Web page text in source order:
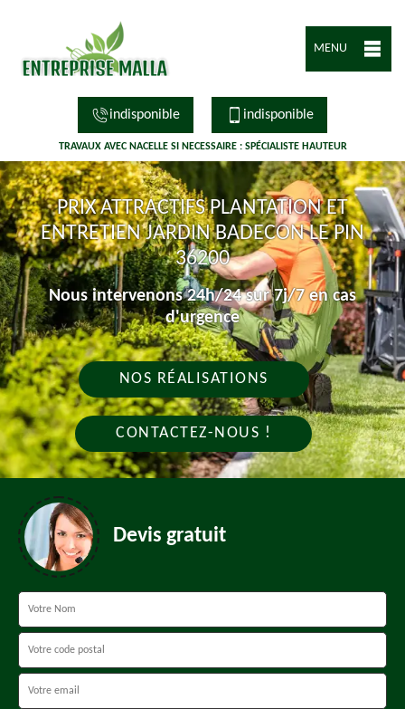
MENU
indisponible indisponible
TRAVAUX AVEC NACELLE SI NECESSAIRE : SPÉCIALISTE HAUTEUR
PRIX ATTRACTIFS PLANTATION ET
ENTRETIEN JARDIN BADECON LE PIN
36200
Nous intervenons 24h/24 sur 7j/7 en cas
d'urgence
NOS RÉALISATIONS
CONTACTEZ-NOUS !
Devis gratuit